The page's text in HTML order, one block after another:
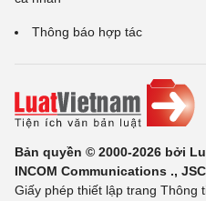
Thông báo hợp tác
Bản quyền © 2000-2026 bởi
INCOM Communications ., JSC
Giấy phép thiết lập trang Thông